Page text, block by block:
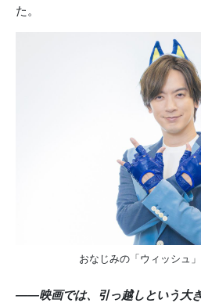
た。
おなじみの「ウィッシュ
――映画では、引っ越しという大